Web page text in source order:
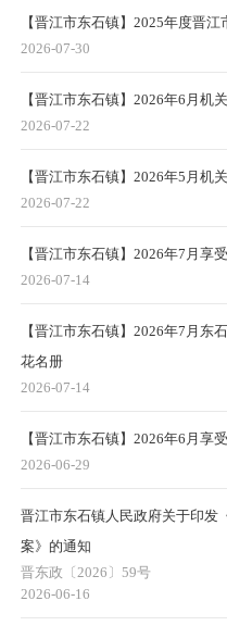
【晋江市东石镇】2025年度晋
2026-07-30
【晋江市东石镇】2026年6月机
2026-07-22
【晋江市东石镇】2026年5月机
2026-07-22
【晋江市东石镇】2026年7月享
2026-07-14
【晋江市东石镇】2026年7月东
花名册
2026-07-14
【晋江市东石镇】2026年6月享
2026-06-29
晋江市东石镇人民政府关于印发
案》的通知
晋东政〔2026〕59号
2026-06-16